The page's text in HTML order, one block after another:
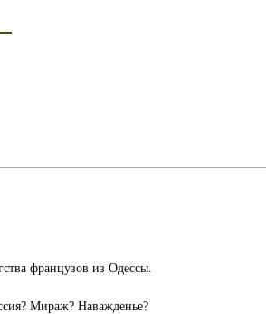
французов из Одессы.
Мираж? Наважденье?